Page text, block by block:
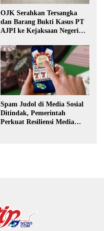
OJK Serahkan Tersangka
dan Barang Bukti Kasus PT
AJPI ke Kejaksaan Negeri
Spam Judol di Media Sosial
Ditindak, Pemerintah
Perkuat Resiliensi Media